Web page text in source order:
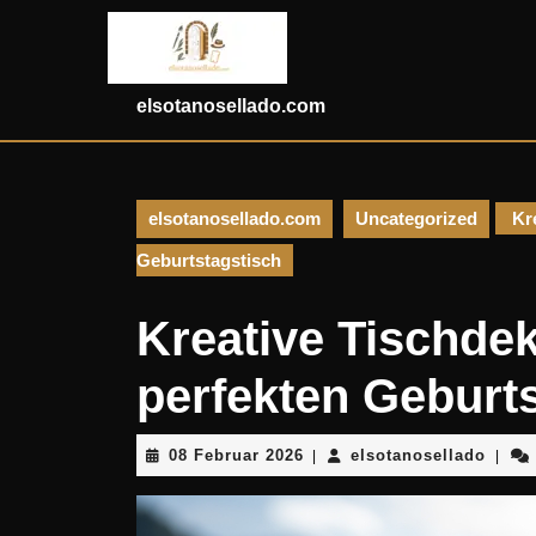
elsotanosellado.com
elsotanosellado.com Uncategorized
Geburtstagstisch
Kreative
perfekten
08 Februar 2026 08
Februar
2026
elsotanosellado